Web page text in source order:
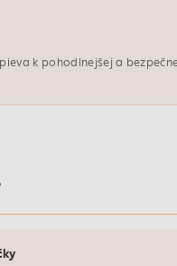
k pohodlnejšej a